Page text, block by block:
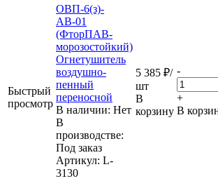
Быстрый
просмотр
ОВП-6(з)-
АВ-01
(ФторПАВ-
морозостойкий)
Огнетушитель
воздушно-
пенный
переносной
В наличии: Нет
В
производстве:
Под заказ
Артикул: L-
3130
5 385 ₽/
шт
В
корзину
-
+
В